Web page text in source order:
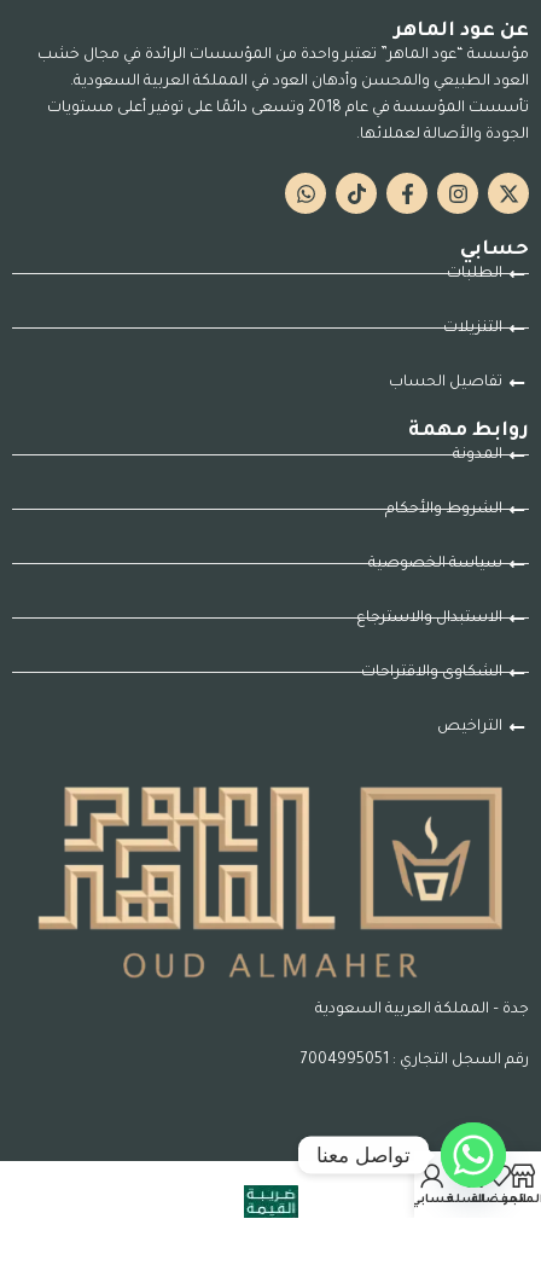
عن عود الماهر
مؤسسة “عود الماهر” تعتبر واحدة من المؤسسات الرائدة في مجال خشب
العود الطبيعي والمحسن وأدهان العود في المملكة العربية السعودية.
تأسست المؤسسة في عام 2018 وتسعى دائمًا على توفير أعلى مستويات
الجودة والأصالة لعملائها.
حسابي
الطلبات
التنزيلات
تفاصيل الحساب
روابط مهمة
المدونة
الشروط والأحكام
سياسة الخصوصية
الاستبدال والاسترجاع
الشكاوى والاقتراحات
التراخيص
جدة – المملكة العربية السعودية
رقم السجل التجاري : 7004995051
المفضلةالسلةحسابي
تواصل معنا